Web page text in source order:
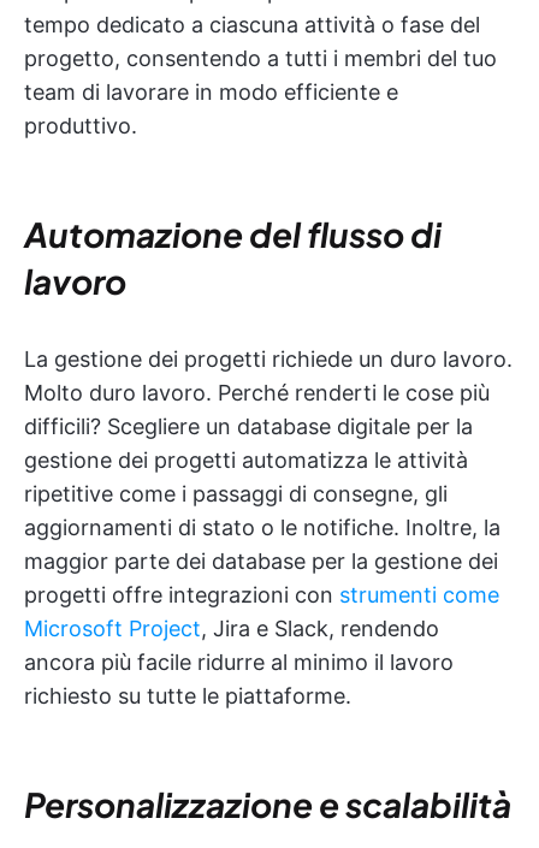
tempo dedicato a ciascuna attività o fase del
progetto, consentendo a tutti i membri del tuo
team di lavorare in modo efficiente e
produttivo.
Automazionedel flusso di
lavoro
La gestione dei progetti richiede un duro lavoro.
Molto duro lavoro. Perché renderti le cose più
difficili? Scegliere un database digitale per la
gestione dei progetti automatizza le attività
ripetitive come i passaggi di consegne, gli
aggiornamenti di stato o le notifiche. Inoltre, la
maggior parte dei database per la gestione dei
progetti offre integrazioni con strumenti come
Microsoft Project, Jira e Slack, rendendo
ancora più facile ridurre al minimo il lavoro
richiesto su tutte le piattaforme.
Personalizzazione e scalabilità